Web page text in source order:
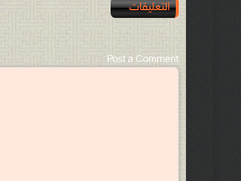
التعليقات
Post a Comment